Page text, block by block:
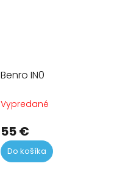
Benro IN0
Vypredané
55 €
Do košíka